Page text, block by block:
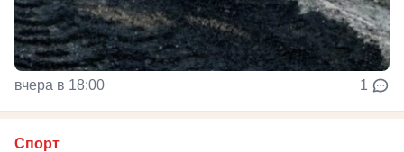
вчера в 18:00 1
Спорт